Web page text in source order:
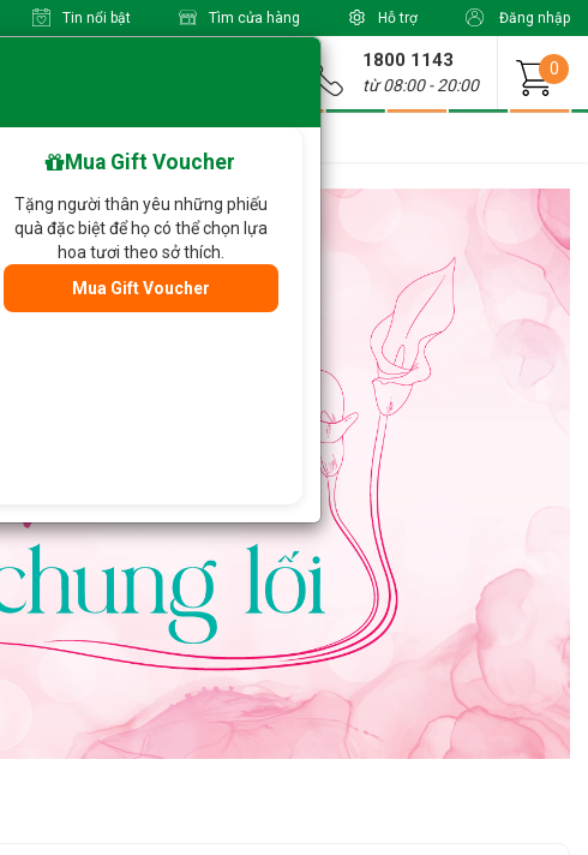
Tin nổi bật Tìm cửa hàng Hỗ trợ Đăng nhập
1800 1143
từ 08:00 - 20:00
0
Mua Gift Voucher
Tặng người thân yêu những phiếu
quà đặc biệt để họ có thể chọn lựa
hoa tươi theo sở thích.
Mua Gift Voucher